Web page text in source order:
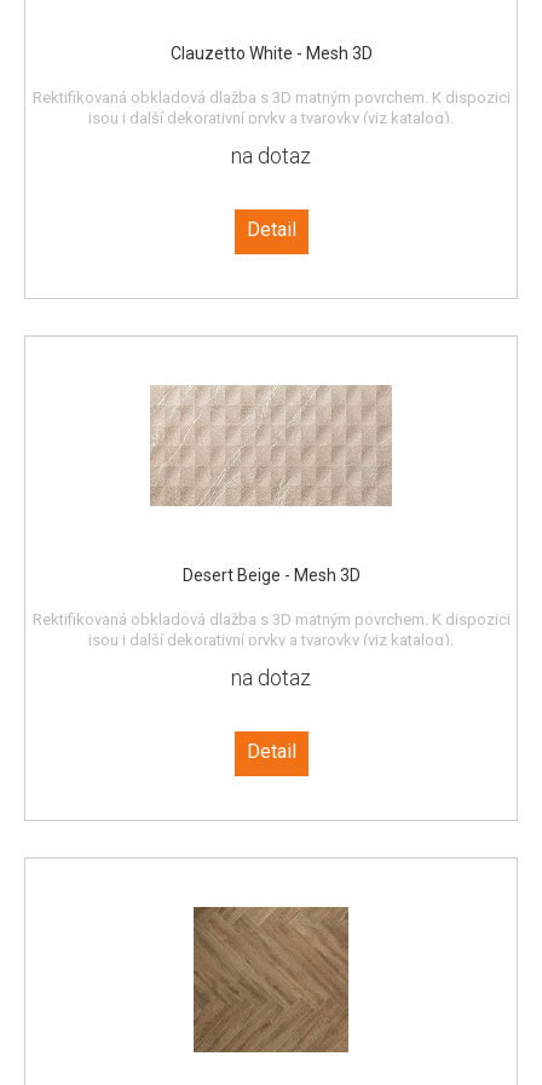
Clauzetto White - Mesh 3D
Rektifikovaná obkladová dlažba s 3D matným povrchem. K dispozici
jsou i další dekorativní prvky a tvarovky (viz katalog).
na dotaz
Detail
Desert Beige - Mesh 3D
Rektifikovaná obkladová dlažba s 3D matným povrchem. K dispozici
jsou i další dekorativní prvky a tvarovky (viz katalog).
na dotaz
Detail